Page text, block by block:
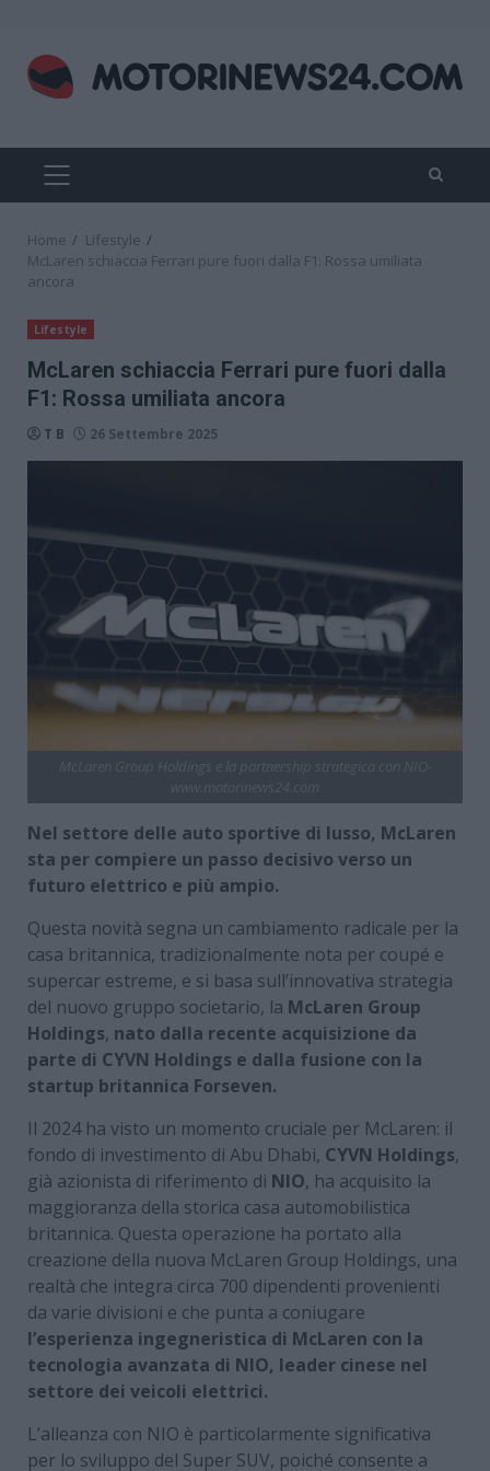
content
PRIMARY
MENU
Home
Lifestyle
McLaren schiaccia Ferrari pure fuori dalla F1: Rossa umiliata
ancora
Lifestyle
McLaren schiaccia Ferrari pure fuori dalla
F1: Rossa umiliata ancora
T B 26 Settembre 2025
Nel settore delle auto sportive di lusso, McLaren
sta per compiere un passo decisivo verso un
futuro elettrico e più ampio.
Questa novità segna un cambiamento radicale per la
casa britannica, tradizionalmente nota per coupé e
supercar estreme, e si basa sull’innovativa strategia
del nuovo gruppo societario, la McLaren Group
Holdings, nato dalla recente acquisizione da
parte di CYVN Holdings e dalla fusione con la
startup britannica Forseven.
Il 2024 ha visto un momento cruciale per McLaren: il
fondo di investimento di Abu Dhabi, CYVN Holdings,
già azionista di riferimento di NIO, ha acquisito la
maggioranza della storica casa automobilistica
britannica. Questa operazione ha portato alla
creazione della nuova McLaren Group Holdings, una
realtà che integra circa 700 dipendenti provenienti
da varie divisioni e che punta a coniugare
l’esperienza ingegneristica di McLaren con la
tecnologia avanzata di NIO, leader cinese nel
settore dei veicoli elettrici.
L’alleanza con NIO è particolarmente significativa
per lo sviluppo del Super SUV, poiché consente a